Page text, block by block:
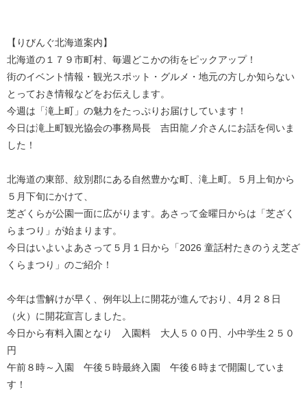
【りびんぐ北海道案内】
北海道の１７９市町村、毎週どこかの街をピックアップ！
街のイベント情報・観光スポット・グルメ・地元の方しか知らない
とっておき情報などをお伝えします。
今週は「滝上町」の魅力をたっぷりお届けしています！
今日は滝上町観光協会の事務局長 吉田龍ノ介さんにお話を伺いま
した！
北海道の東部、紋別郡にある自然豊かな町、滝上町。５月上旬から
５月下旬にかけて、
芝ざくらが公園一面に広がります。あさって金曜日からは「芝ざく
らまつり」が始まります。
今日はいよいよあさって５月１日から「2026 童話村たきのうえ芝ざ
くらまつり」のご紹介！
今年は雪解けが早く、例年以上に開花が進んでおり、4月２８日
（火）に開花宣言しました。
今日から有料入園となり 入園料 大人５００円、小中学生２５０
円
午前８時～入園 午後５時最終入園 午後６時まで開園していま
す！